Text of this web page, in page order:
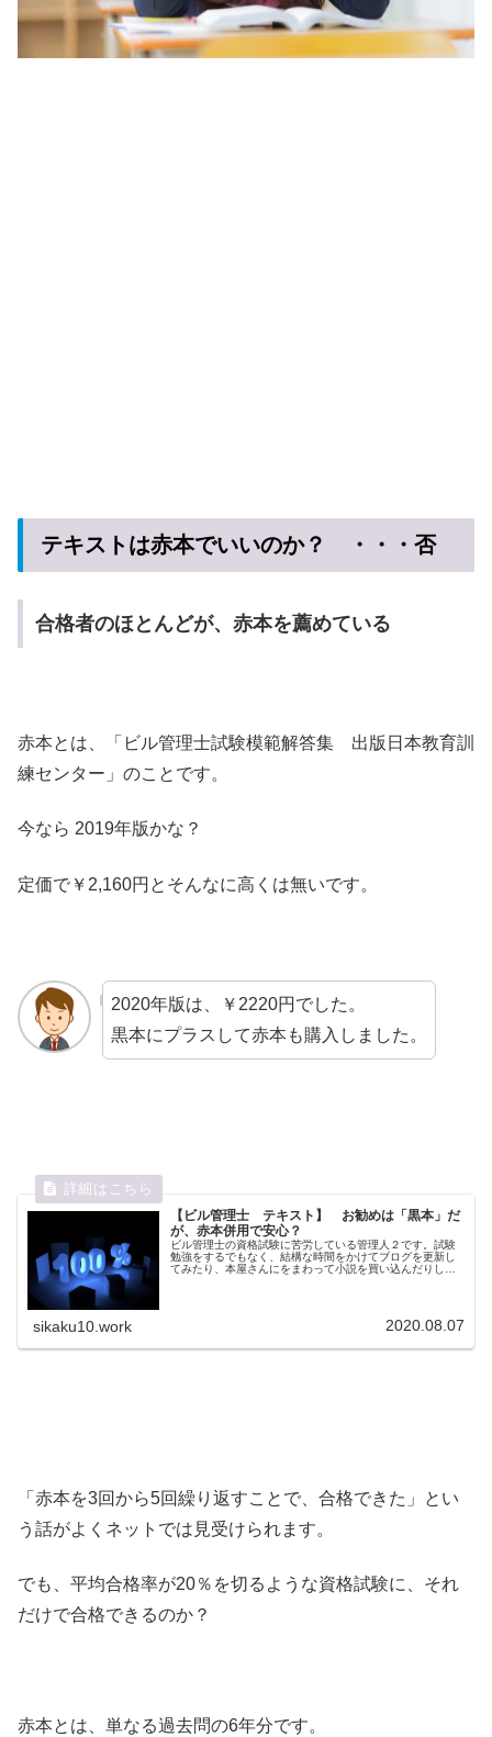
テキストは赤本でいいのか？ ・・・否
合格者のほとんどが、赤本を薦めている
赤本とは、「ビル管理士試験模範解答集 出版日本教育訓
練センター」のことです。
今なら 2019年版かな？
定価で￥2,160円とそんなに高くは無いです。
2020年版は、￥2220円でした。
黒本にプラスして赤本も購入しました。
【ビル管理士 テキスト】 お勧めは「黒本」だ
が、赤本併用で安心？
ビル管理士の資格試験に苦労している管理人２です。試験
勉強をするでもなく、結構な時間をかけてブログを更新し
てみたり、本屋さんにをまわって小説を買い込んだりして
sikaku10.work 2020.08.07
「赤本を3回から5回繰り返すことで、合格できた」とい
う話がよくネットでは見受けられます。
でも、平均合格率が20％を切るような資格試験に、それ
だけで合格できるのか？
赤本とは、単なる過去問の6年分です。